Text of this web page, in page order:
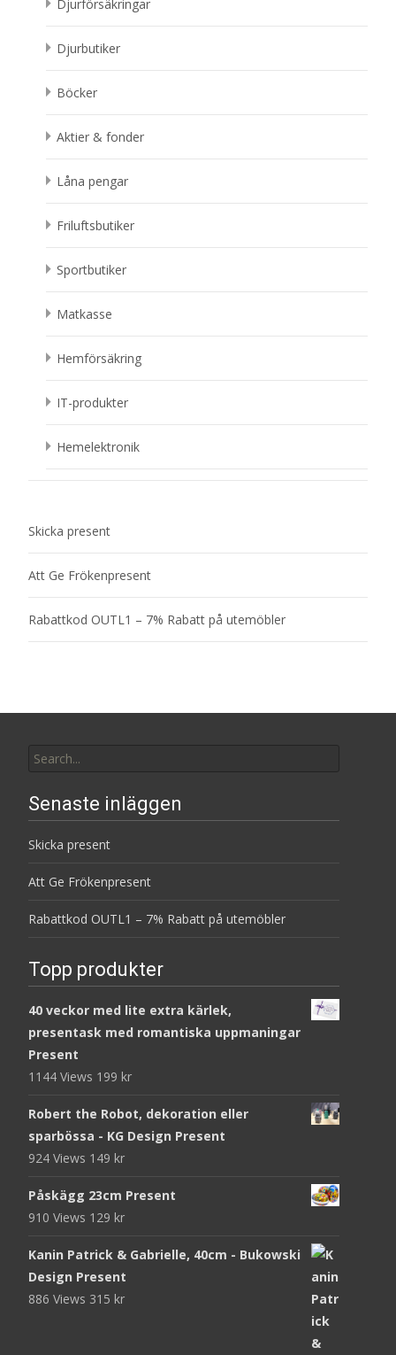
Djurförsäkringar
Djurbutiker
Böcker
Aktier & fonder
Låna pengar
Friluftsbutiker
Sportbutiker
Matkasse
Hemförsäkring
IT-produkter
Hemelektronik
Skicka present
Att Ge Frökenpresent
Rabattkod OUTL1 – 7% Rabatt på utemöbler
for:
Senaste inläggen
Skicka present
Att Ge Frökenpresent
Rabattkod OUTL1 – 7% Rabatt på utemöbler
Topp produkter
40 veckor med lite extra kärlek,
presentask med romantiska uppmaningar
Present
1144 Views 199 kr
Robert the Robot, dekoration eller
sparbössa - KG Design Present
924 Views 149 kr
Påskägg 23cm Present
910 Views 129 kr
Kanin Patrick & Gabrielle, 40cm - Bukowski
Design Present
886 Views 315 kr